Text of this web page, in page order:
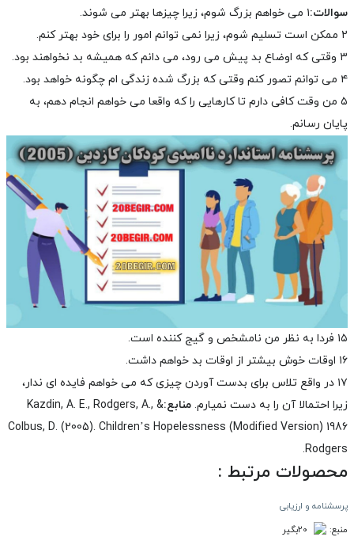
سوالات:۱ می خواهم بزرگ شوم، زیرا چیزها بهتر می شوند.
۲ ممکن است تسلیم شوم، زیرا نمی توانم امور را برای خود بهتر کنم.
۳ وقتی که اوضاع بد پیش می رود، می دانم که همیشه بد نخواهند بود.
۴ می توانم تصور کنم وقتی که بزرگ شده زندگی ام چگونه خواهد بود.
۵ من وقت کافی دارم تا کارهایی را که واقعا می خواهم انجام دهم، به
پایان رسانم.
۱۵ فردا به نظر من نامشخص و گیج کننده است.
۱۶ اوقات خوش بیشتر از اوقات بد خواهم داشت.
۱۷ در واقع تلاس برای بدست آوردن چیزی که می خواهم فایده ای ندار،
زیرا احتمالا آن را به دست نمیارم. منابع:Kazdin, A. E., Rodgers, A., &
Colbus, D. (2005). Children’s Hopelessness (Modified Version) 1986
Rodgers.
محصولات مرتبط :
پرسشنامه و ارزیابی
منبع:
20بگیر